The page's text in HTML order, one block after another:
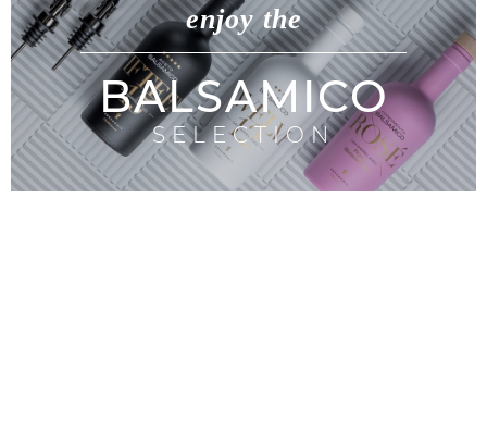
enjoy the
BALSAMICO
SELECTION